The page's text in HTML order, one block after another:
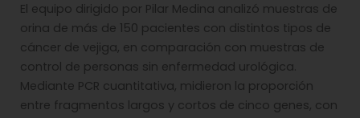
El equipo dirigido por Pilar Medina analizó muestras de
orina de más de 150 pacientes con distintos tipos de
cáncer de vejiga, en comparación con muestras de
control de personas sin enfermedad urológica.
Mediante PCR cuantitativa, midieron la proporción
entre fragmentos largos y cortos de cinco genes, con